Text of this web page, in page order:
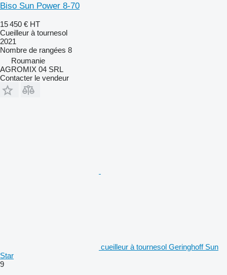
Biso Sun Power 8-70
15 450 € HT
Cueilleur à tournesol
2021
Nombre de rangées 8
Roumanie
AGROMIX 04 SRL
Contacter le vendeur
cueilleur à tournesol Geringhoff Sun
Star
9